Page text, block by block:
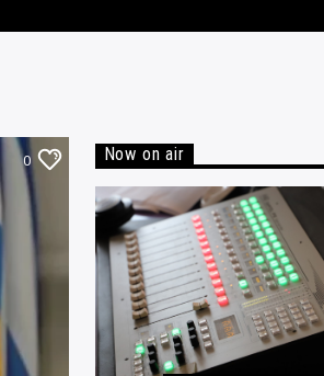
0 Now on air